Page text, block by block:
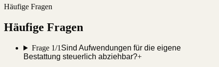
Häufige Fragen
Häufige Fragen
Frage 1/1 Sind Aufwendungen für die eigene
Bestattung steuerlich abziehbar?+